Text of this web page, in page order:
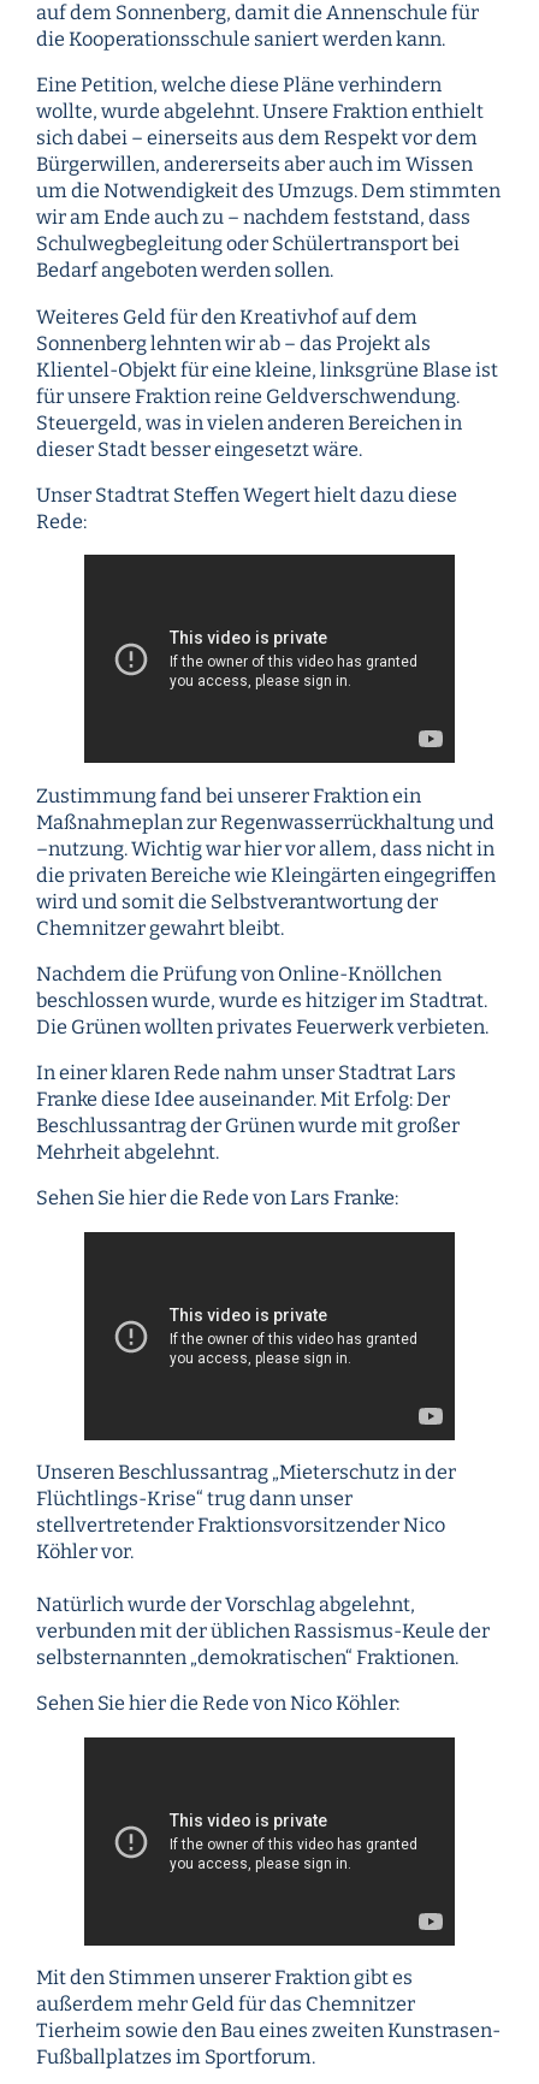
auf dem Sonnenberg, damit die Annenschule für
die Kooperationsschule saniert werden kann.
Eine Petition, welche diese Pläne verhindern
wollte, wurde abgelehnt. Unsere Fraktion enthielt
sich dabei – einerseits aus dem Respekt vor dem
Bürgerwillen, andererseits aber auch im Wissen
um die Notwendigkeit des Umzugs. Dem stimmten
wir am Ende auch zu – nachdem feststand, dass
Schulwegbegleitung oder Schülertransport bei
Bedarf angeboten werden sollen.
Weiteres Geld für den Kreativhof auf dem
Sonnenberg lehnten wir ab – das Projekt als
Klientel-Objekt für eine kleine, linksgrüne Blase ist
für unsere Fraktion reine Geldverschwendung.
Steuergeld, was in vielen anderen Bereichen in
dieser Stadt besser eingesetzt wäre.
Unser Stadtrat Steffen Wegert hielt dazu diese
Rede:
Zustimmung fand bei unserer Fraktion ein
Maßnahmeplan zur Regenwasserrückhaltung und
–nutzung. Wichtig war hier vor allem, dass nicht in
die privaten Bereiche wie Kleingärten eingegriffen
wird und somit die Selbstverantwortung der
Chemnitzer gewahrt bleibt.
Nachdem die Prüfung von Online-Knöllchen
beschlossen wurde, wurde es hitziger im Stadtrat.
Die Grünen wollten privates Feuerwerk verbieten.
In einer klaren Rede nahm unser Stadtrat Lars
Franke diese Idee auseinander. Mit Erfolg: Der
Beschlussantrag der Grünen wurde mit großer
Mehrheit abgelehnt.
Sehen Sie hier die Rede von Lars Franke:
Unseren Beschlussantrag „Mieterschutz in der
Flüchtlings-Krise“ trug dann unser
stellvertretender Fraktionsvorsitzender Nico
Köhler vor.
Natürlich wurde der Vorschlag abgelehnt,
verbunden mit der üblichen Rassismus-Keule der
selbsternannten „demokratischen“ Fraktionen.
Sehen Sie hier die Rede von Nico Köhler:
Mit den Stimmen unserer Fraktion gibt es
außerdem mehr Geld für das Chemnitzer
Tierheim sowie den Bau eines zweiten Kunstrasen-
Fußballplatzes im Sportforum.